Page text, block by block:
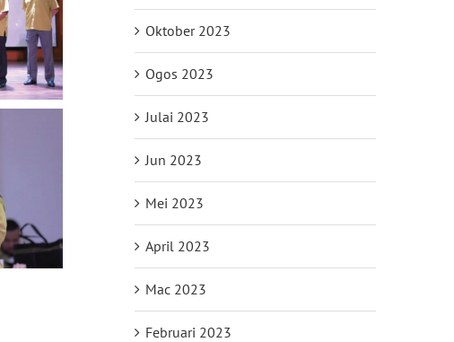
Oktober 2023
Ogos 2023
Julai 2023
Jun 2023
Mei 2023
April 2023
Mac 2023
Februari 2023